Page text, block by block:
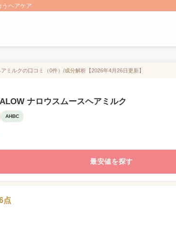
うヘアケア
ミルクの口コミ（0件）/成分解析【2026年4月26日更新】
ナロウスムースヘアミルク
AHBC
最安値を探す
点